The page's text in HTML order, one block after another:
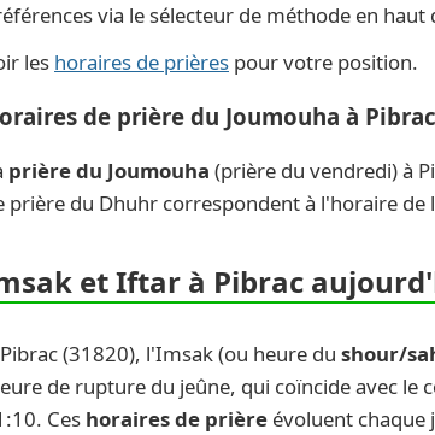
via le sélecteur de méthode en haut
les horaires de prières pour votre position.
de prière du Joumouha à
prière du Joumouha (prière du vendredi) à
prière du Dhuhr correspondent à l'horaire de
et Iftar à Pibrac
(31820), l'Imsak (ou heure du shour/
de rupture du jeûne, qui coïncide avec
Ces horaires de prière évoluent chaque